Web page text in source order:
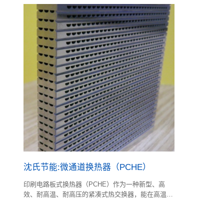
沈氏节能:微通道换热器（PCHE）
印刷电路板式换热器（PCHE）作为一种新型、高
效、耐高温、耐高压的紧凑式热交换器，能在高温高